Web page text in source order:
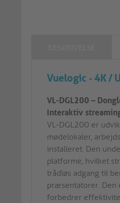
Vuelogic - 4K /
VL-DGL200 –
Interaktiv
VL-DGL200 er
mødelokaler,
installeret. Den
platforme, hvilket
trådløs adgang til
præsentatorer. Den
forbedrer